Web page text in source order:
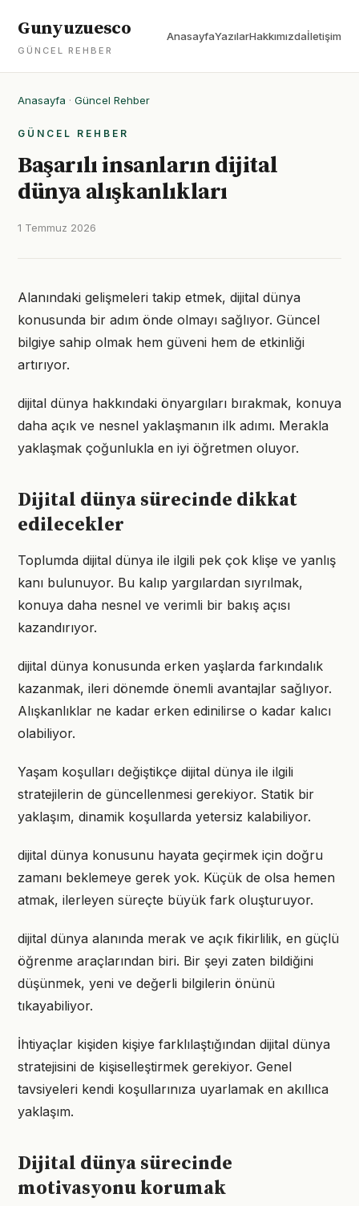
Gunyuzuesco
GÜNCEL REHBER
AnasayfaYazılarHakkımızdaİletişim
Anasayfa · Güncel Rehber
GÜNCEL REHBER
Başarılı insanların dijital
dünya alışkanlıkları
1 Temmuz 2026
Alanındaki gelişmeleri takip etmek, dijital dünya
konusunda bir adım önde olmayı sağlıyor. Güncel
bilgiye sahip olmak hem güveni hem de etkinliği
artırıyor.
dijital dünya hakkındaki önyargıları bırakmak, konuya
daha açık ve nesnel yaklaşmanın ilk adımı. Merakla
yaklaşmak çoğunlukla en iyi öğretmen oluyor.
Dijital dünya sürecinde dikkat
edilecekler
Toplumda dijital dünya ile ilgili pek çok klişe ve yanlış
kanı bulunuyor. Bu kalıp yargılardan sıyrılmak,
konuya daha nesnel ve verimli bir bakış açısı
kazandırıyor.
dijital dünya konusunda erken yaşlarda farkındalık
kazanmak, ileri dönemde önemli avantajlar sağlıyor.
Alışkanlıklar ne kadar erken edinilirse o kadar kalıcı
olabiliyor.
Yaşam koşulları değiştikçe dijital dünya ile ilgili
stratejilerin de güncellenmesi gerekiyor. Statik bir
yaklaşım, dinamik koşullarda yetersiz kalabiliyor.
dijital dünya konusunu hayata geçirmek için doğru
zamanı beklemeye gerek yok. Küçük de olsa hemen
atmak, ilerleyen süreçte büyük fark oluşturuyor.
dijital dünya alanında merak ve açık fikirlilik, en güçlü
öğrenme araçlarından biri. Bir şeyi zaten bildiğini
düşünmek, yeni ve değerli bilgilerin önünü
tıkayabiliyor.
İhtiyaçlar kişiden kişiye farklılaştığından dijital dünya
stratejisini de kişiselleştirmek gerekiyor. Genel
tavsiyeleri kendi koşullarınıza uyarlamak en akıllıca
yaklaşım.
Dijital dünya sürecinde
motivasyonu korumak